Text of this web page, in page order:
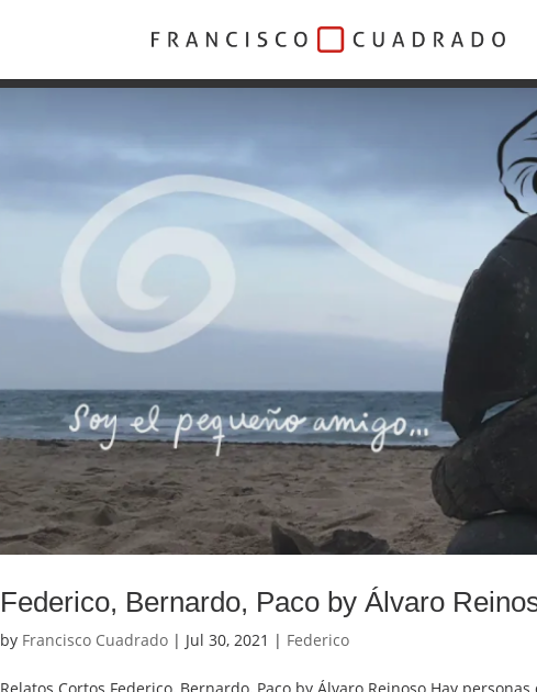
Federico, Bernardo, Paco by Álvaro
by Francisco Cuadrado | Jul 30, 2021 | Federico